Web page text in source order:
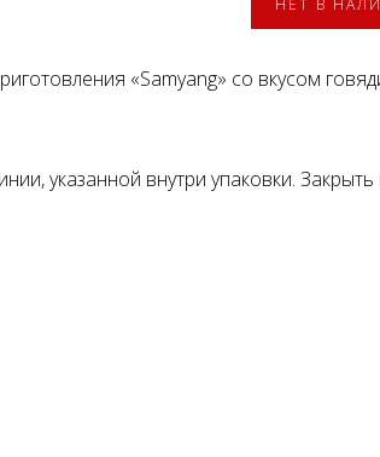
НЕТ В
«Samyang» со вкусом
указанной внутри упаковки.